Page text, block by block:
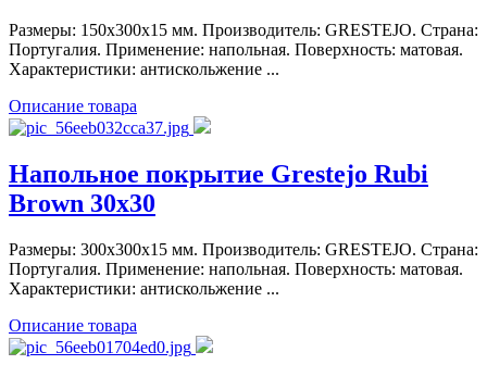
Размеры: 150x300x15 мм. Производитель: GRESTEJO. Страна:
Португалия. Применение: напольная. Поверхность: матовая.
Характеристики: антискольжение ...
Описание товара
Напольное покрытие Grestejo Rubi
Brown 30x30
Размеры: 300x300x15 мм. Производитель: GRESTEJO. Страна:
Португалия. Применение: напольная. Поверхность: матовая.
Характеристики: антискольжение ...
Описание товара